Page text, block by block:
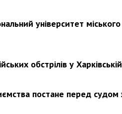
університет
обстрілів у
постане перед судом